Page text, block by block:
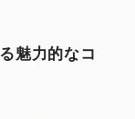
魅力的なコ